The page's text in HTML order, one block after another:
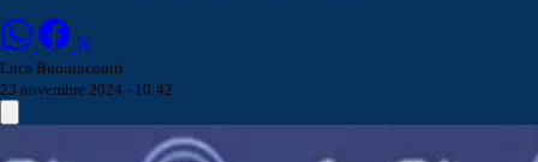
Luca Buonincontri
23 novembre 2024 - 10:42